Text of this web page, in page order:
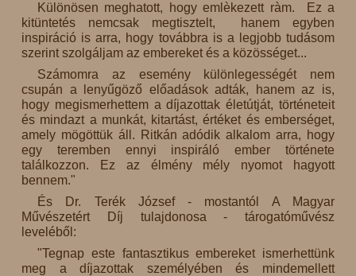
Különösen meghatott, hogy emlèkezett ràm. Ez a
kitüntetés nemcsak megtisztelt, hanem egyben
inspiráció is arra, hogy továbbra is a legjobb tudásom
szerint szolgáljam az embereket és a közösséget...
Számomra az esemény különlegességét nem
csupán a lenyűgöző előadások adták, hanem az is,
hogy megismerhettem a díjazottak életútját, történeteit
és mindazt a munkát, kitartást, értéket és emberséget,
amely mögöttük áll. Ritkán adódik alkalom arra, hogy
egy teremben ennyi inspiráló ember története
találkozzon. Ez az élmény mély nyomot hagyott
bennem."
És Dr. Terék József - mostantól A Magyar
Művészetért Díj tulajdonosa - tárogatóművész
leveléből:
"Tegnap este fantasztikus embereket ismerhettünk
meg a díjazottak személyében és mindemellett